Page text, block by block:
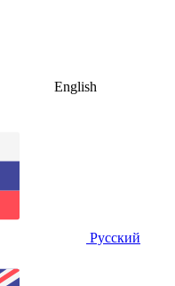
English
Русский